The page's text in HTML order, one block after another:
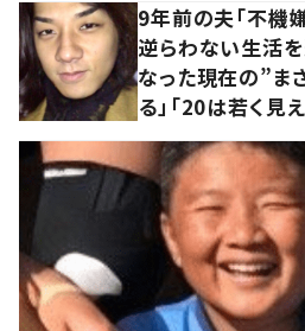
9年前の夫「不機
逆らわない生活
なった現在の”ま
る」「20は若く見え